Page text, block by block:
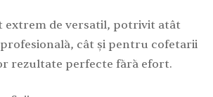
extrem de versatil, potrivit atât
cât și pentru cofetarii
rezultate perfecte fără efort.